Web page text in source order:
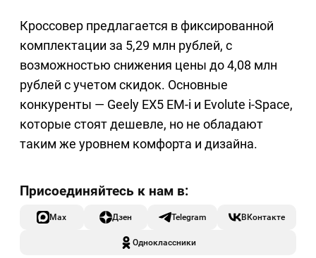
Кроссовер предлагается в фиксированной
комплектации за 5,29 млн рублей, с
возможностью снижения цены до 4,08 млн
рублей с учетом скидок. Основные
конкуренты — Geely EX5 EM-i и Evolute i-Space,
которые стоят дешевле, но не обладают
таким же уровнем комфорта и дизайна.
Max Дзен Telegram ВКонтакте
Одноклассники